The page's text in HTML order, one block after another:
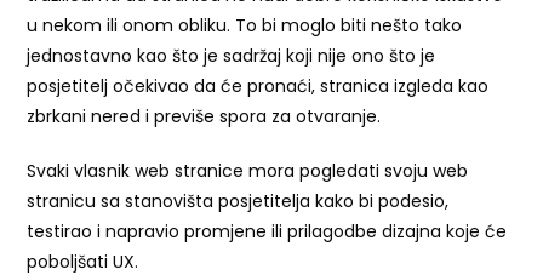
u nekom ili onom obliku. To bi moglo biti nešto tako
jednostavno kao što je sadržaj koji nije ono što je
posjetitelj očekivao da će pronaći, stranica izgleda kao
zbrkani nered i previše spora za otvaranje.
Svaki vlasnik web stranice mora pogledati svoju web
stranicu sa stanovišta posjetitelja kako bi podesio,
testirao i napravio promjene ili prilagodbe dizajna koje će
poboljšati UX.